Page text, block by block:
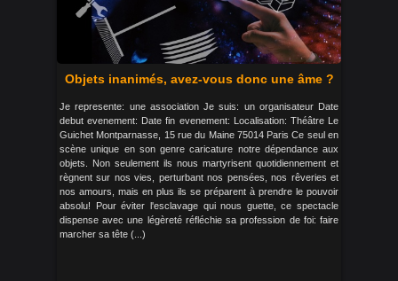
Objets inanimés, avez-vous donc une âme ?
Je represente: une association Je suis: un organisateur Date
debut evenement: Date fin evenement: Localisation: Théâtre Le
Guichet Montparnasse, 15 rue du Maine 75014 Paris Ce seul en
scène unique en son genre caricature notre dépendance aux
objets. Non seulement ils nous martyrisent quotidiennement et
règnent sur nos vies, perturbant nos pensées, nos rêveries et
nos amours, mais en plus ils se préparent à prendre le pouvoir
absolu! Pour éviter l'esclavage qui nous guette, ce spectacle
dispense avec une légèreté réfléchie sa profession de foi: faire
marcher sa tête (...)